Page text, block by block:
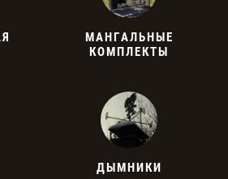
МАНГАЛЬНЫЕ
КОМПЛЕКТЫ
ДЫМНИКИ